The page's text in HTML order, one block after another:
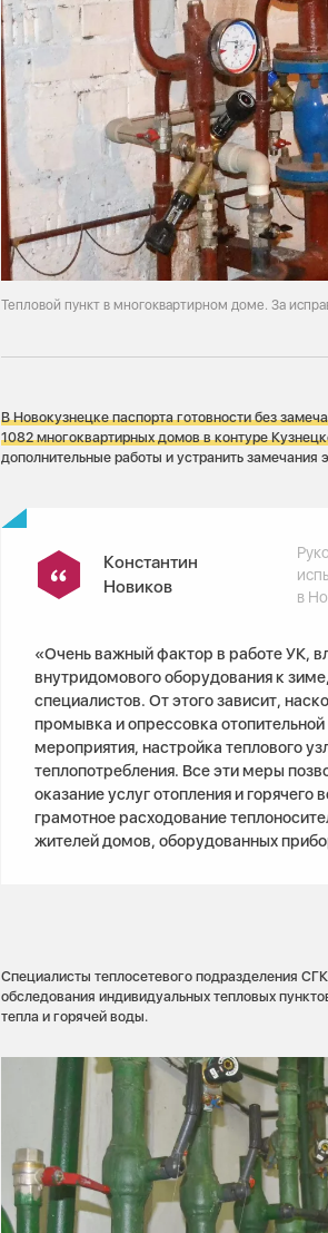
Тепловой пункт в многоквартирном доме. За
В Новокузнецке паспорта готовности без
1082 многоквартирных домов в контуре
дополнительные работы и устранить замечания
Константин
Новиков
в
«Очень важный фактор в работе УК,
внутридомового оборудования к
специалистов. От этого зависит,
промывка и опрессовка
мероприятия, настройка теплового
теплопотребления. Все эти меры
оказание услуг отопления и
грамотное расходование
жителей домов, оборудованных
Специалисты теплосетевого подразделения
обследования индивидуальных тепловых
тепла и горячей воды.